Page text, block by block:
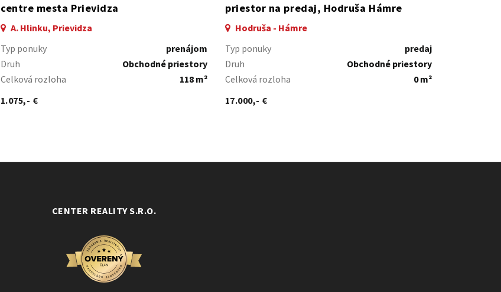
centre mesta Prievidza
A. Hlinku, Prievidza
Typ ponuky
prenájom
Druh
Obchodné priestory
Celková rozloha
118 m²
1.075,- €
priestor na predaj, Hodruša Hámre
Hodruša - Hámre
Typ ponuky
predaj
Druh
Obchodné priestory
Celková rozloha
0 m²
17.000,- €
CENTER REALITY S.R.O.